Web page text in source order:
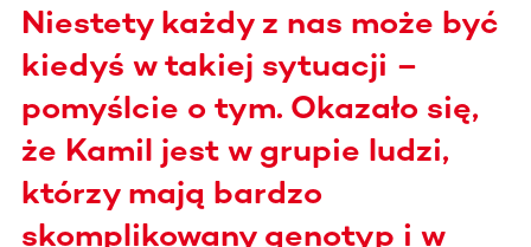
Niestety każdy z nas może być
kiedyś w takiej sytuacji –
pomyślcie o tym. Okazało się,
że Kamil jest w grupie ludzi,
którzy mają bardzo
skomplikowany genotyp i w